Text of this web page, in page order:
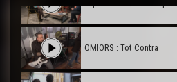
OMIORS : Tot Contra